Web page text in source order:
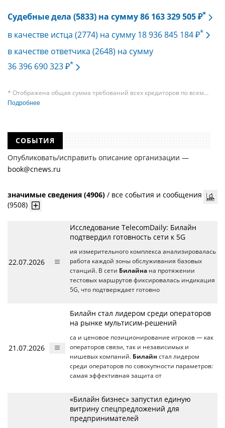
Судебные дела (5833) на сумму 86 163 329 505 ₽*
в качестве истца (2774) на сумму 18 936 845 184 ₽*
в качестве ответчика (2648) на сумму
36 396 690 323 ₽*
* Отображена общая сумма требований всех кредиторов по всем
судебным делам, в рамках которых компания подавала требования
в одном таком деле может быть несколько десятков, а размеры сумм
требований одних могут быть больше или меньше размеров
Подробнее
СОБЫТИЯ
Опубликовать/исправить описание организации —
book@cnews.ru
значимые сведения (4906) / все события и сообщения
(9508)
22.07.2026
Исследование TelecomDaily: Билайн
подтвердил готовность сети к 5G
ия измерительного комплекса анализировалась
работа каждой зоны обслуживания базовых
станций. В сети Билайна на протяжении
тестовых маршрутов фиксировалась индикация
5G, что подтверждает готовно
21.07.2026
Билайн стал лидером среди операторов
на рынке мультисим-решений
са и ценовое позиционирование игроков — как
операторов связи, так и независимых и
нишевых компаний. Билайн стал лидером
среди операторов по совокупности параметров:
самая эффективная защита от
«Билайн бизнес» запустил единую
витрину спецпредложений для
предпринимателей